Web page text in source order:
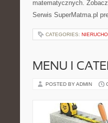
matematycznych.
Serwis SuperMatma.pl
CATEGORIES:
MENU I
POSTED BY ADMIN